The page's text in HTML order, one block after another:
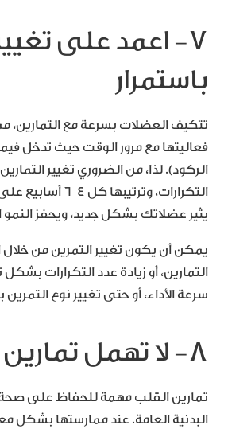
7- اعمد على
باستمرار
تتكيف العضلات بسرعة مع التمارين،
فعاليتها مع مرور الوقت حيث تدخل
الركود). لذا، من الضروري تغيير
التكرارات، وترتيبها
يثير عضلاتك بشكل جديد، ويحفز النمو
يمكن أن يكون تغيير التمرين من
التمارين، أو زيادة عدد التكرارات
سرعة الأداء، أو حتى تغيير نوع
8- لا تهمل تمارين القلب
تمارين القلب مهمة للحفاظ على صحة
البدنية العامة. عند ممارستها بشكل